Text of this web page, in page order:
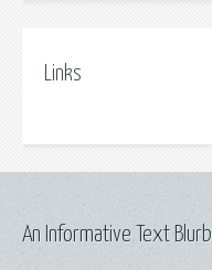
Links
An Informative Text Blurb